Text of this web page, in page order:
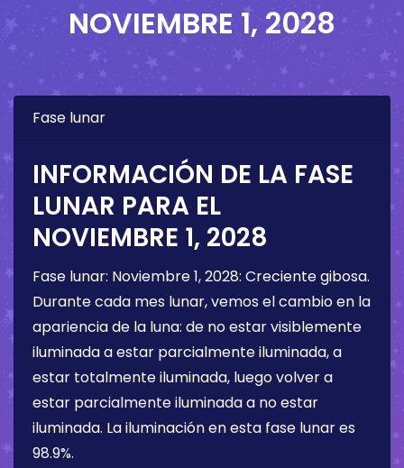
NOVIEMBRE 1, 2028
Fase lunar
INFORMACIÓN DE LA FASE
LUNAR PARA EL
NOVIEMBRE 1, 2028
Fase lunar: Noviembre 1, 2028: Creciente gibosa.
Durante cada mes lunar, vemos el cambio en la
apariencia de la luna: de no estar visiblemente
iluminada a estar parcialmente iluminada, a
estar totalmente iluminada, luego volver a
estar parcialmente iluminada a no estar
iluminada. La iluminación en esta fase lunar es
98.9%.